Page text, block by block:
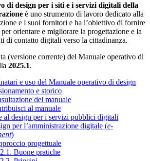
di design per i siti e i servizi digitali della
è uno strumento di lavoro dedicato alla
e i suoi fornitori e ha l’obiettivo di fornire
orientare e migliorare la progettazione e la
di contatto digitali verso la cittadinanza.
(versione corrente) del Manuale operativo di
2025.1.
e uso del Manuale operativo di design
e storico
del manuale
al manuale
al design per i servizi pubblici digitali
per l’amministrazione digitale (e-
)
progettuale
Buone pratiche